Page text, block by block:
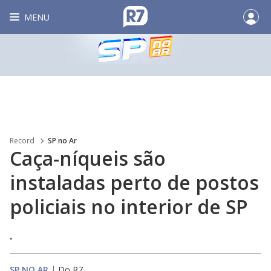
MENU
Record SP no Ar
Caça-níqueis são
instaladas perto de postos
policiais no interior de SP
.